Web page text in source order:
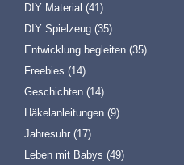
DIY Material (41)
DIY Spielzeug (35)
Entwicklung begleiten (35)
Freebies (14)
Geschichten (14)
Häkelanleitungen (9)
Jahresuhr (17)
Leben mit Babys (49)